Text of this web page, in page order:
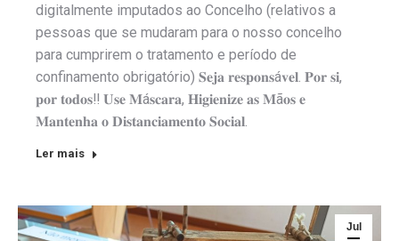
digitalmente imputados ao Concelho (relativos a
pessoas que se mudaram para o nosso concelho
para cumprirem o tratamento e período de
confinamento obrigatório) 𝐒𝐞𝐣𝐚 𝐫𝐞𝐬𝐩𝐨𝐧𝐬á𝐯𝐞𝐥. 𝐏𝐨𝐫 𝐬𝐢,
𝐩𝐨𝐫 𝐭𝐨𝐝𝐨𝐬‼️ 𝐔𝐬𝐞 𝐌á𝐬𝐜𝐚𝐫𝐚, 𝐇𝐢𝐠𝐢𝐞𝐧𝐢𝐳𝐞 𝐚𝐬 𝐌ã𝐨𝐬 𝐞
𝐌𝐚𝐧𝐭𝐞𝐧𝐡𝐚 𝐨 𝐃𝐢𝐬𝐭𝐚𝐧𝐜𝐢𝐚𝐦𝐞𝐧𝐭𝐨 𝐒𝐨𝐜𝐢𝐚𝐥.
Ler mais
Jul